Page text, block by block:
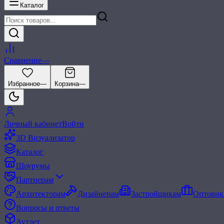
Каталог
Сравнение—
Избранное— Корзина—
Личный кабинетВойти
3D Визуализатор
Каталог
Шоурумы
Партнерам
Архитекторам
Дизайнерам Застройщикам
Вопросы и ответы
Аутлет